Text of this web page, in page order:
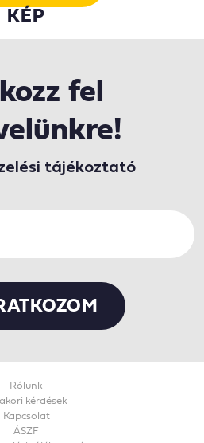
KÉP
fel
tájékoztató
Rólunk
kérdések
Kapcsolat
ÁSZF